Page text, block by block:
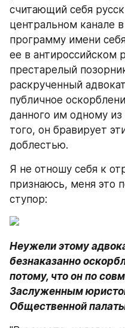
считающий себя
центральном канале
программу имени
ее в антироссийском
престарелый
раскрученный
публичное
данного им одному
того, он бравирует
доблестью.
Я не отношу себя к
признаюсь, меня это
ступор:
Неужели этому
безнаказанно
потому, что он по
Заслуженным
Общественной